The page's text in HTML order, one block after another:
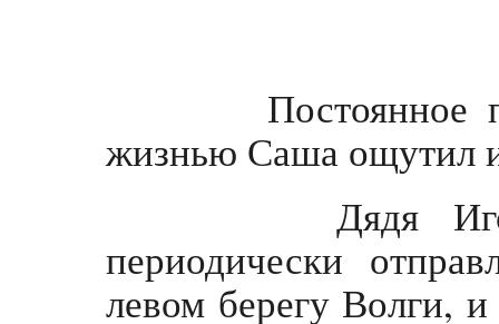
Постоянное
жизнью Саша ощутил
Дядя Игоша,
периодически
левом берегу Волги,